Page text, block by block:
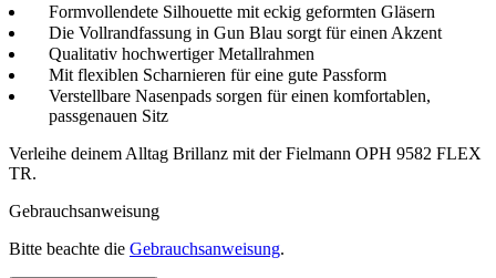
Formvollendete Silhouette mit eckig geformten Gläsern
Die Vollrandfassung in Gun Blau sorgt für einen Akzent
Qualitativ hochwertiger Metallrahmen
Mit flexiblen Scharnieren für eine gute Passform
Verstellbare Nasenpads sorgen für einen komfortablen,
passgenauen Sitz
Verleihe deinem Alltag Brillanz mit der Fielmann OPH 9582 FLEX
TR.
Gebrauchsanweisung
Bitte beachte die Gebrauchsanweisung.